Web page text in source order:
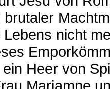
nicht
Heer von